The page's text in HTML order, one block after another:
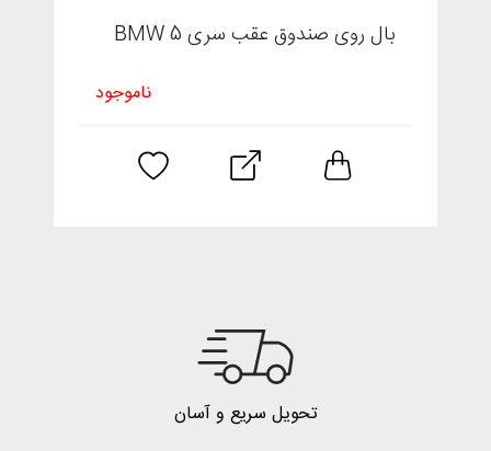
بال روی صندوق عقب سری 5 BMW
ناموجود
تحویل سریع و آسان